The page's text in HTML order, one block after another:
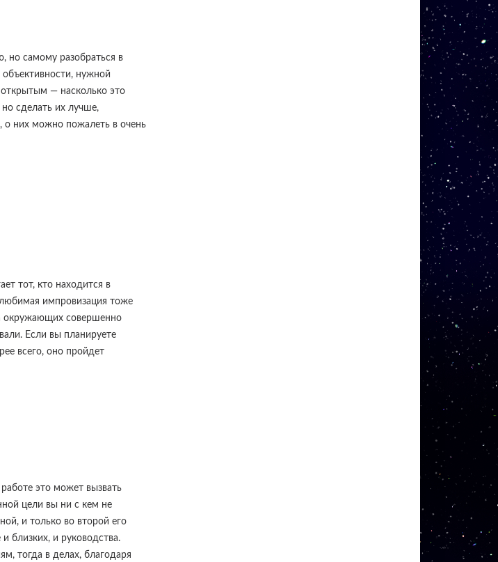
но самому разобраться в
нужной
— насколько это
сделать их лучше,
о них можно пожалеть в очень
тот, кто находится в
импровизация тоже
окружающих совершенно
Если вы планируете
всего, оно пройдет
это может вызвать
цели вы ни с кем не
и только во второй его
близких, и руководства.
тогда в делах, благодаря